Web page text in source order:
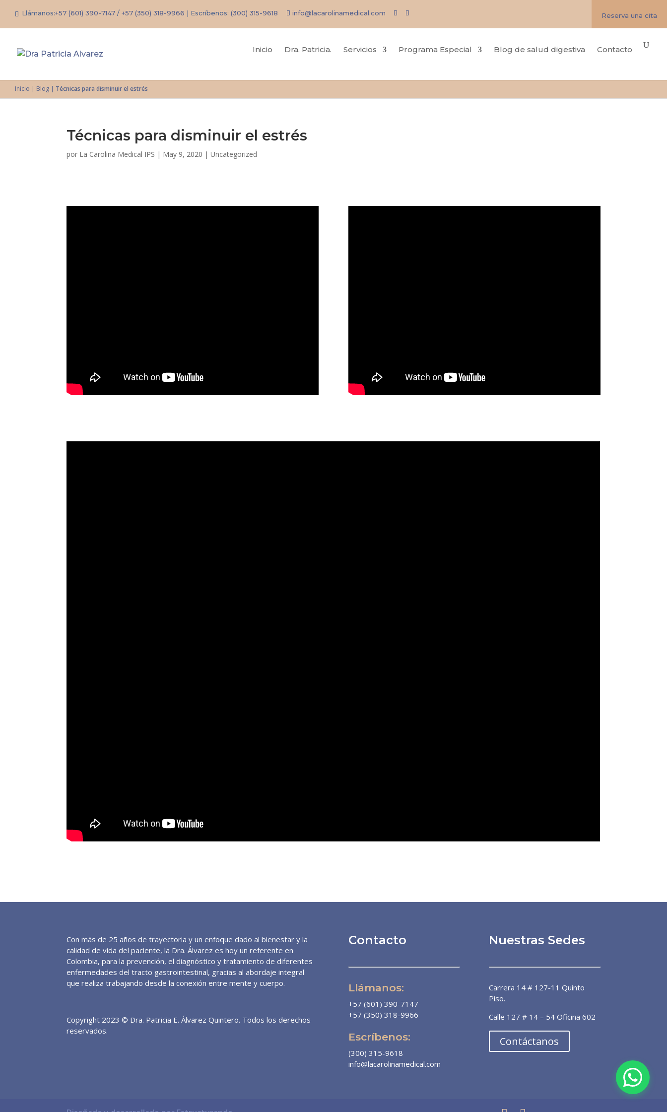
Llámanos:+57 (601) 390-7147 / +57 (350) 318-9966 | Escríbenos: (300) 315-9618 info@lacarolinamedical.com Reserva una cita
Inicio Dra. Patricia. Servicios Programa Especial Blog de salud digestiva Contacto
Inicio | Blog | Técnicas para disminuir el estrés
Técnicas para disminuir el estrés
por La Carolina Medical IPS | May 9, 2020 |Uncategorized
Con más de 25 años de trayectoria y un enfoque dado al bienestar y la
calidad de vida del paciente, la Dra. Álvarez es hoy un referente en
Colombia, para la prevención, el diagnóstico y tratamiento de diferentes
enfermedades del tracto gastrointestinal, gracias al abordaje integral
que realiza trabajando desde la conexión entre mente y cuerpo.
Copyright 2023 © Dra. Patricia E. Álvarez Quintero. Todos los derechos
reservados.
Contacto
Llámanos:
+57 (601) 390-7147
+57 (350) 318-9966
Escríbenos:
(300) 315-9618
info@lacarolinamedical.com
Nuestras Sedes
Carrera 14 # 127-11 Quinto
Piso.
Calle 127 # 14 – 54 Oficina 602
Contáctanos
Línea preferencial
¡Bienvenido a la línea de atención
qué puedo ayudarte?